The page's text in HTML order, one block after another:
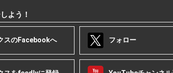
よう！
スのFacebookへ フォロー